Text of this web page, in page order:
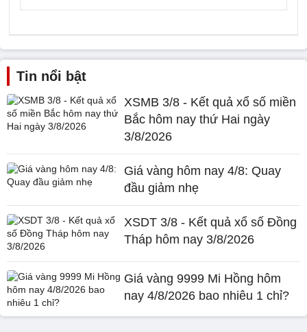
Tin nổi bật
XSMB 3/8 - Kết quả xổ số miền
Bắc hôm nay thứ Hai ngày
3/8/2026
Giá vàng hôm nay 4/8: Quay
đầu giảm nhẹ
XSDT 3/8 - Kết quả xổ số Đồng
Tháp hôm nay 3/8/2026
Giá vàng 9999 Mi Hồng hôm
nay 4/8/2026 bao nhiêu 1 chỉ?